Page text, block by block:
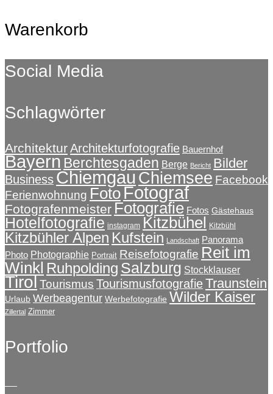
Warenkorb
Social Media
Schlagwörter
ArchitekturArchitekturfotografie Bauernhof
Bayern Berchtesgaden Berge Bericht Bilder
BusinessChiemgauChiemsee Facebook
Ferienwohnung FotoFotograf
Fotografenmeister Fotografie Fotos Gästehaus
Hotelfotografie instagram Kitzbühel Kitzbühl
Kitzbühler Alpen Kufstein Landschaft Panorama
Photo Photographie Portrait Reisefotografie Reit im
Winkl Ruhpolding Salzburg Stockklauser
TirolTourismus TourismusfotografieTraunstein
Urlaub Werbeagentur Werbefotografie Wilder Kaiser
Zillertal Zimmer
Portfolio